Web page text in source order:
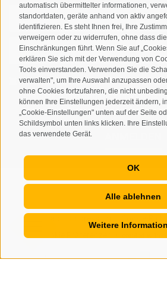
automatisch übermittelter informationen,
standortdaten, geräte anhand von aktiv
identifizieren. Es steht Ihnen frei, Ihre
verweigern oder zu widerrufen, ohne dass
Einschränkungen führt. Wenn Sie auf
erklären Sie sich mit der Verwendung von
Tools einverstanden. Verwenden Sie die
verwalten", um Ihre Auswahl anzupassen
ohne Cookies fortzufahren, die nicht
können Ihre Einstellungen jederzeit ändern,
„Cookie-Einstellungen" unten auf der Seite
Schildsymbol unten links klicken. Ihre
das verwendete Gerät.
OK
Alle ablehnen
Weitere
Ich habe die
verstanden und stimme der
personenbezogenen Daten durch